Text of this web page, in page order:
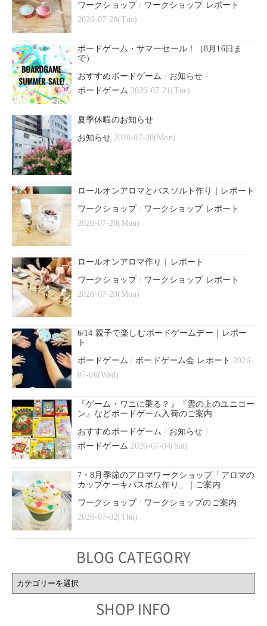
ワークショップ/ ワークショップ レポート
2026-07-28(Tue)
ボードゲーム・サマーセール！（8月16日ま
で）
おすすめボードゲーム / お知らせ /
ボードゲーム 2026-07-21(Tue)
夏季休暇のお知らせ
お知らせ 2026-07-20(Mon)
ロールオンアロマとバスソルト作り｜レポート
ワークショップ/ ワークショップ レポート
2026-07-20(Mon)
ロールオンアロマ作り｜レポート
ワークショップ/ ワークショップ レポート
2026-07-20(Mon)
6/14 親子で楽しむボードゲームデー｜レポー
ト
ボードゲーム /ボードゲーム会 レポート 2026-
07-08(Wed)
『ゲーム・ワニに乗る？』『雲の上のユニコー
ン』などボードゲーム入荷のご案内
おすすめボードゲーム / お知らせ /
ボードゲーム 2026-07-04(Sat)
7・8月季節のアロマワークショップ「アロマの
カップケーキバスボム作り」｜ご案内
ワークショップ/ ワークショップのご案内
2026-07-02(Thu)
BLOG CATEGORY
BLOG
CATEGORY
SHOP INFO